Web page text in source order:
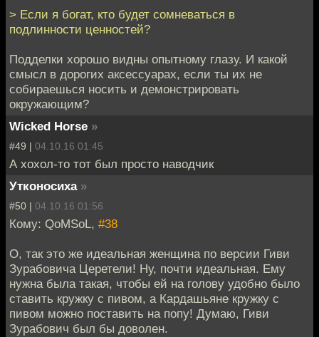
> Если я богат, кто будет сомневаться в
подлинности ценностей?
Подделки хорошо видны опытному глазу. И какой
смысл в дорогих аксессуарах, если ты их не
собираешься носить и демонстрировать
окружающим?
Wicked Horse »
#49 | 04.10.16 01:45
А хохол-то тот был просто наводчик
Утконосиха »
#50 | 04.10.16 01:56
Кому: QoMSoL, #38
О, так это же идеальная женщина по версии Гиви
Зурабовича Церетели! Ну, почти идеальная. Ему
нужна была такая, чтобы ей на голову удобно было
ставить кружку с пивом, а Кардашьяне кружку с
пивом можно поставить на попу! Думаю, Гиви
Зурабович был бы доволен.